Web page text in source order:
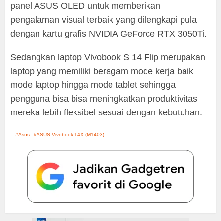
panel ASUS OLED untuk memberikan
pengalaman visual terbaik yang dilengkapi pula
dengan kartu grafis NVIDIA GeForce RTX 3050Ti.
Sedangkan laptop Vivobook S 14 Flip merupakan
laptop yang memiliki beragam mode kerja baik
mode laptop hingga mode tablet sehingga
pengguna bisa bisa meningkatkan produktivitas
mereka lebih fleksibel sesuai dengan kebutuhan.
Asus ASUS Vivobook 14X (M1403)